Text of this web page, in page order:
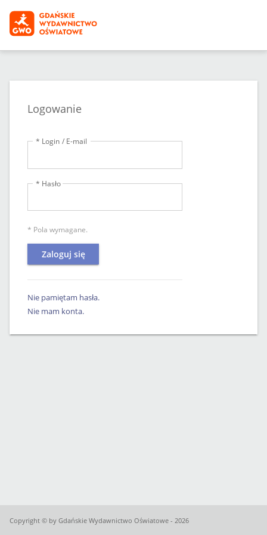
Logowanie
* Login / E-mail
* Hasło
* Pola wymagane.
Zaloguj się
Nie pamiętam hasła.
Nie mam konta.
Copyright © by Gdańskie Wydawnictwo Oświatowe - 2026